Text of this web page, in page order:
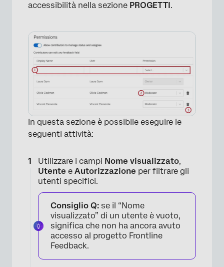
×
accessibilità nella sezione PROGETTI.
In questa sezione è possibile eseguire le
seguenti attività:
Utilizzare i campi Nome visualizzato,
Utente e Autorizzazione per filtrare gli
utenti specifici.
Consiglio Q: se il “Nome
visualizzato” di un utente è vuoto,
significa che non ha ancora avuto
accesso al progetto Frontline
Feedback.